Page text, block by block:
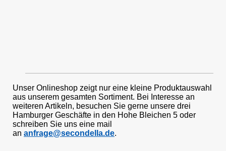
Unser Onlineshop zeigt nur eine kleine Produktauswahl
aus unserem gesamten Sortiment. Bei Interesse an
weiteren Artikeln, besuchen Sie gerne unsere drei
Hamburger Geschäfte in den Hohe Bleichen 5 oder
schreiben Sie uns eine mail
an anfrage@secondella.de.